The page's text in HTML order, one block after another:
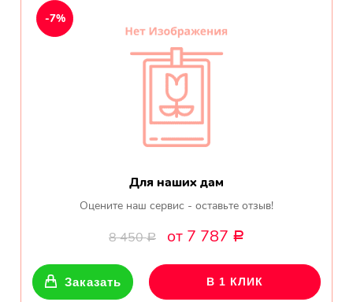
Для наших дам
Оцените наш сервис - оставьте отзыв!
8 450Р от 7 787 Р
-7%
Заказать В 1 КЛИК